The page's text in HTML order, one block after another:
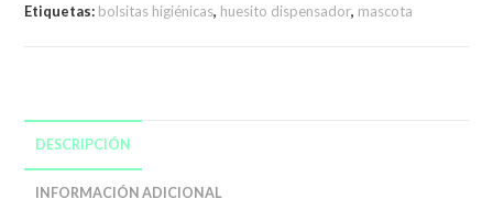
Etiquetas: bolsitas higiénicas, huesito dispensador, mascota
DESCRIPCIÓN
INFORMACIÓN ADICIONAL